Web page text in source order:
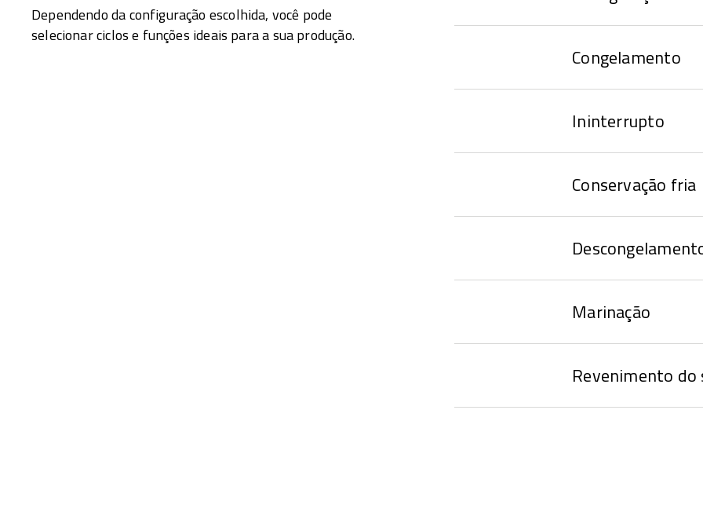
Dependendo da configuração escolhida, você pode
selecionar ciclos e funções ideais para a sua produção.
Congelamento
Ininterrupto
Conservação fria
Marinação
Revenimento